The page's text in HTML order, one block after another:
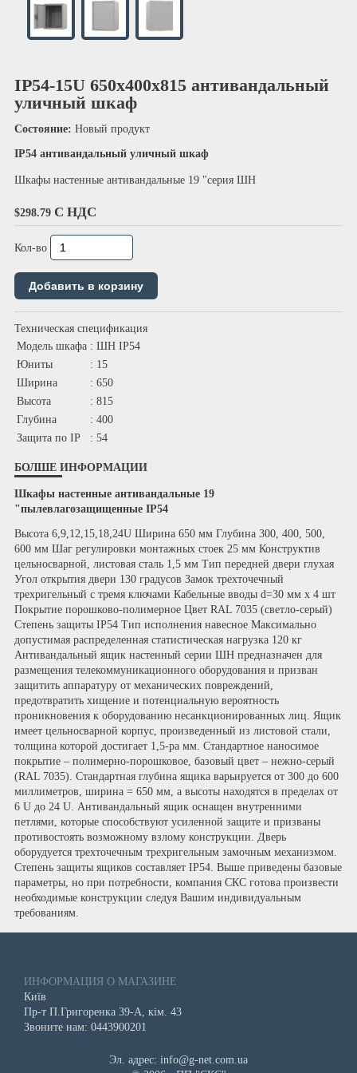
IP54-15U 650х400х815 антивандальный
уличный шкаф
Состояние: Новый продукт
IP54антивандальный уличный шкаф
Шкафы настенные антивандальные 19 "серия ШН
$298.79 С НДС
Кол-во
Техническая спецификация
Модель шкафа : ШН IP54
Юниты
: 15
Ширина
: 650
Высота
: 815
Глубина
: 400
Защита по IP
: 54
БОЛШЕ ИНФОРМАЦИИ
Шкафы настенные антивандальные 19
"пылевлагозащищенные IP54
Высота 6,9,12,15,18,24U Ширина 650 мм Глубина 300, 400, 500,
600 мм Шаг регулировки монтажных стоек 25 мм Конструктив
цельносварной, листовая сталь 1,5 мм Тип передней двери глухая
Угол открытия двери 130 градусов Замок трехточечный
трехригельный с тремя ключами Кабельные вводы d=30 мм х 4 шт
Покрытие порошково-полимерное Цвет RAL 7035 (светло-серый)
Степень защиты IP54 Тип исполнения навесное Максимально
допустимая распределенная статистическая нагрузка 120 кг
Антивандальный ящик настенный серии ШН предназначен для
размещения телекоммуникационного оборудования и призван
защитить аппаратуру от механических повреждений,
предотвратить хищение и потенциальную вероятность
проникновения к оборудованию несанкционированных лиц. Ящик
имеет цельносварной корпус, произведенный из листовой стали,
толщина которой достигает 1,5-ра мм. Стандартное наносимое
покрытие – полимерно-порошковое, базовый цвет – нежно-серый
(RAL 7035). Стандартная глубина ящика варьируется от 300 до 600
миллиметров, ширина = 650 мм, а высоты находятся в пределах от
6 U до 24 U. Антивандальный ящик оснащен внутренними
петлями, которые способствуют усиленной защите и призваны
противостоять возможному взлому конструкции. Дверь
оборудуется трехточечным трехригельным замочным механизмом.
Степень защиты ящиков составляет IP54. Выше приведены базовые
параметры, но при потребности, компания СКС готова произвести
необходимые конструкции следуя Вашим индивидуальным
требованиям.
ИНФОРМАЦИЯ О МАГАЗИНЕ
Київ
Пр-т П.Григоренка 39-А, кім. 43
Звоните нам: 0443900201
Эл. адрес: info@g-net.com.ua